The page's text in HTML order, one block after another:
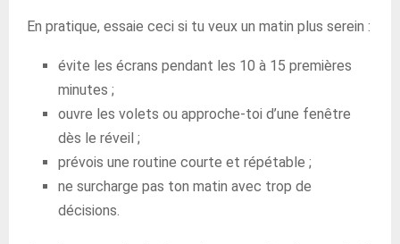
En pratique, essaie ceci si tu veux un matin plus serein :
évite les écrans pendant les 10 à 15 premières
minutes ;
ouvre les volets ou approche-toi d’une fenêtre
dès le réveil ;
prévois une routine courte et répétable ;
ne surcharge pas ton matin avec trop de
décisions.